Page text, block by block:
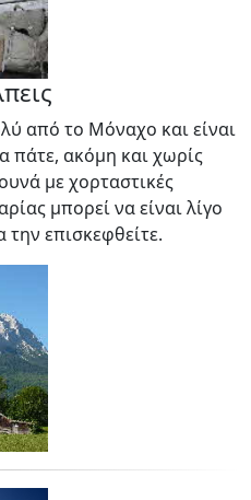
από το Μόναχο και είναι
πάτε, ακόμη και χωρίς
με χορταστικές
μπορεί να είναι λίγο
την επισκεφθείτε.